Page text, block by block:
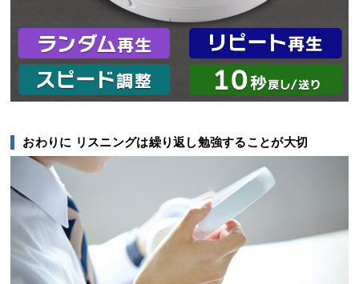
おわりに リスニングは繰り返し勉強することが大切